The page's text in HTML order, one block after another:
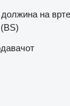
на